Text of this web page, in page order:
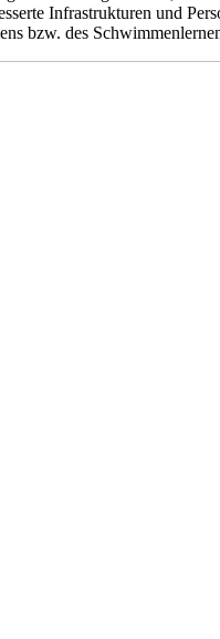
Infrastrukturen und
bzw. des